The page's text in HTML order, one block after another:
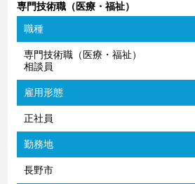
専門技術職（医療・福祉）
職種
専門技術職（医療・福祉）
相談員
雇用形態
正社員
勤務地
長野市